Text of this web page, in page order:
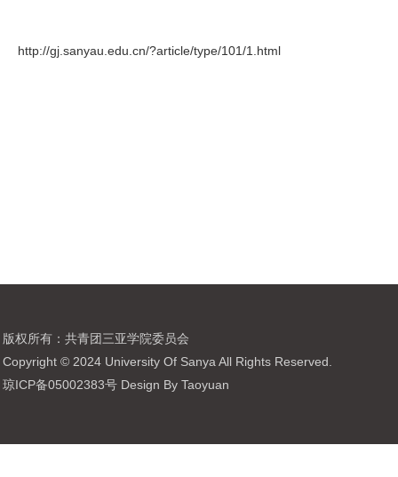
http://gj.sanyau.edu.cn/?article/type/101/1.html
版权所有：共青团三亚学院委员会
Copyright © 2024 University Of Sanya All Rights Reserved.
琼ICP备05002383号 Design By Taoyuan